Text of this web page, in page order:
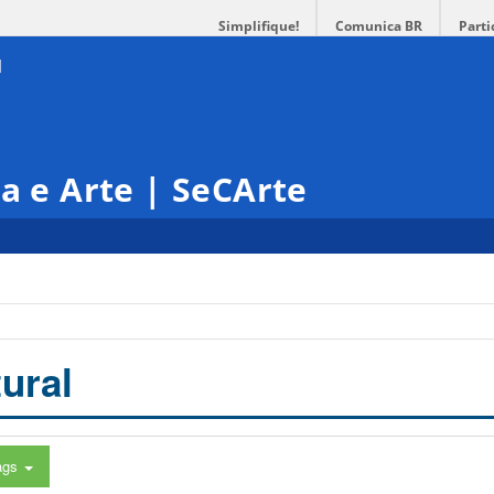
Simplifique! Comunica BR
e Arte | SeCArte